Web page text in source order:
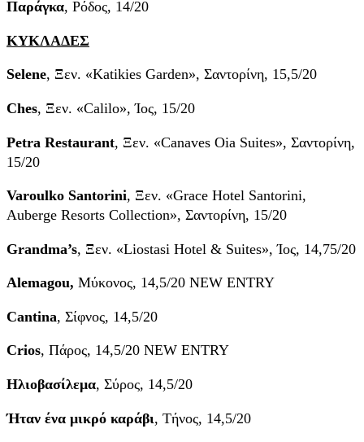
Παράγκα, Ρόδος, 14/20
ΚΥΚΛΑΔΕΣ
Selene, Ξεν. «Katikies Garden», Σαντορίνη, 15,5/20
Ches, Ξεν. «Calilo», Ίος, 15/20
Petra Restaurant, Ξεν. «Canaves Oia Suites», Σαντορίνη,
15/20
Varoulko Santorini, Ξεν. «Grace Hotel Santorini,
Auberge Resorts Collection», Σαντορίνη, 15/20
Grandma’s, Ξεν. «Liostasi Hotel & Suites», Ίος, 14,75/20
Alemagou, Μύκονος, 14,5/20 NEW ENTRY
Cantina, Σίφνος, 14,5/20
Crios, Πάρος, 14,5/20 NEW ENTRY
Ηλιοβασίλεμα, Σύρος, 14,5/20
Ήταν ένα μικρό καράβι, Τήνος, 14,5/20